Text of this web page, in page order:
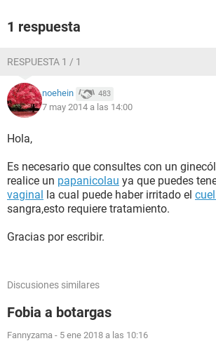
1 respuesta
RESPUESTA 1 / 1
noehein 483
7 may 2014 a las 14:00
Hola,
Es necesario que consultes con un
realice un papanicolau ya que puedes
vaginal la cual puede haber irritado el
sangra,esto requiere tratamiento.
Gracias por escribir.
Discusiones similares
Fobia a botargas
Fannyzama - 5 ene 2018 a las 10:16